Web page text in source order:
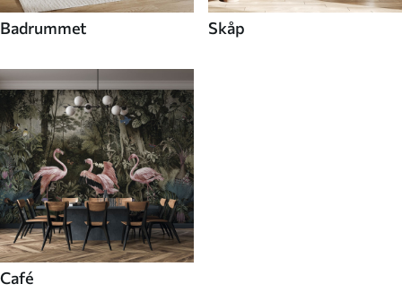
Badrummet Skåp
Café